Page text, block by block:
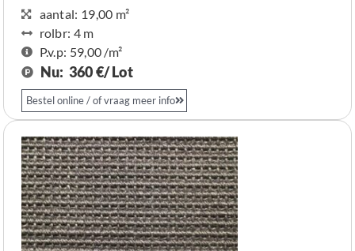
aantal: 19,00 m²
rolbr: 4 m​
P.v.p: 59,00 /m²
Nu: 360 €/ Lot
Bestel online / of vraag meer info